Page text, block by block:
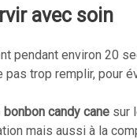
avec soin
pendant environ 20
pas trop remplir, pour
bonbon candy cane sur
mais aussi à la